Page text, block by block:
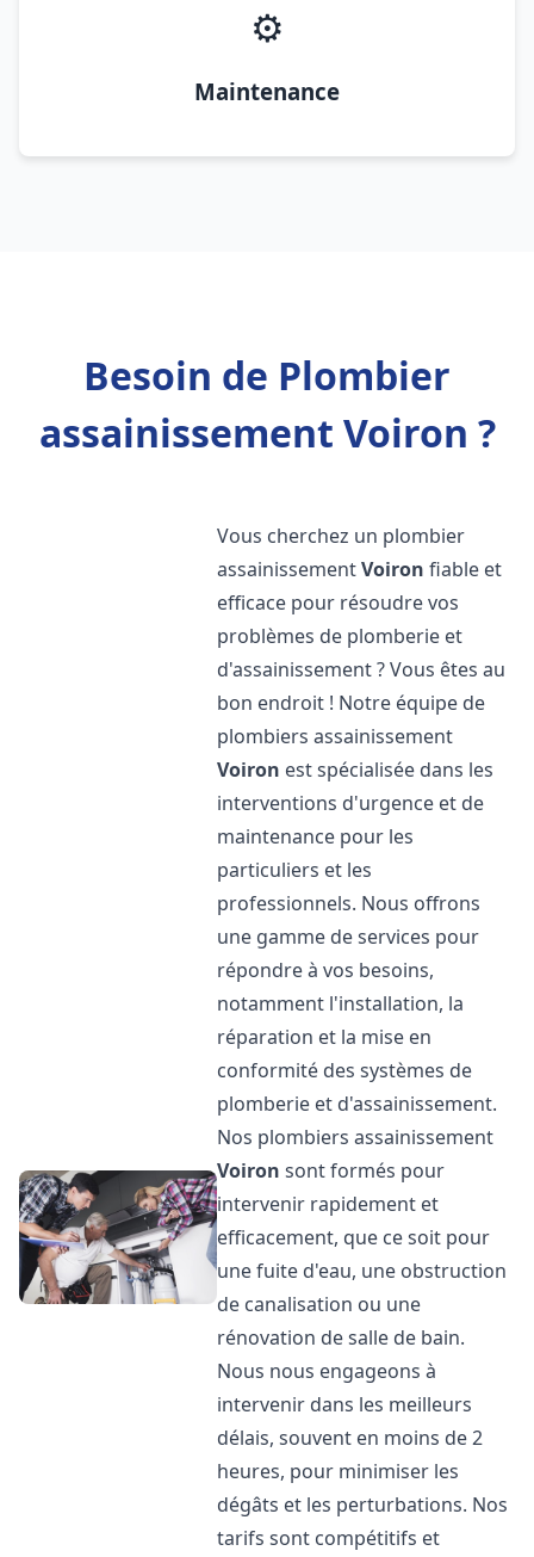
⚙️
Maintenance
Besoin de Plombier
assainissement Voiron ?
Vous cherchez un plombier
assainissementVoiron fiable et
efficace pour résoudre vos
problèmes de plomberie et
d'assainissement ? Vous êtes au
bon endroit ! Notre équipe de
plombiers assainissement
Voiron est spécialisée dans les
interventions d'urgence et de
maintenance pour les
particuliers et les
professionnels. Nous offrons
une gamme de services pour
répondre à vos besoins,
notamment l'installation, la
réparation et la mise en
conformité des systèmes de
plomberie et d'assainissement.
Nos plombiers assainissement
Voiron sont formés pour
intervenir rapidement et
efficacement, que ce soit pour
une fuite d'eau, une obstruction
de canalisation ou une
rénovation de salle de bain.
Nous nous engageons à
intervenir dans les meilleurs
délais, souvent en moins de 2
heures, pour minimiser les
dégâts et les perturbations. Nos
tarifs sont compétitifs et